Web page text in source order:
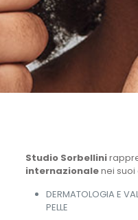
Studio Sorbellini
internazionalenei
DERMATOLOGIA E
PELLE